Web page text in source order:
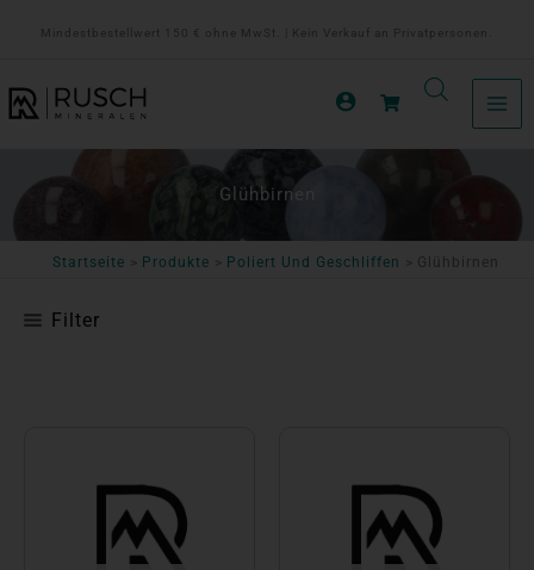
Mindestbestellwert 150 € ohne MwSt. | Kein Verkauf an Privatpersonen.
Glühbirnen
Startseite Produkte Poliert Und Geschliffen Glühbirnen
Filter